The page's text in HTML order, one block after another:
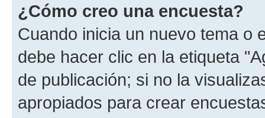
¿Cómo creo una encuesta?
Cuando inicia un nuevo tema o
debe hacer clic en la etiqueta
de publicación; si no la
apropiados para crear